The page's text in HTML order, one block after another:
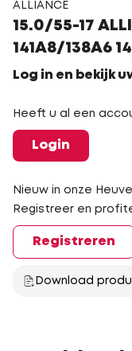
ALLIANCE
15.0/55-17
141A8/138A6
Log in en bekijk
Heeft u al een
Login
Nieuw in onze
Registreer en
Registreren
Download